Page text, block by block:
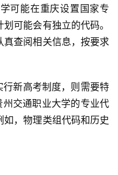
可能在重庆设置国家专
可能会有独立的代码。
查阅相关信息，按要求
行新高考制度，则需要特
州交通职业大学的专业代
，物理类组代码和历史